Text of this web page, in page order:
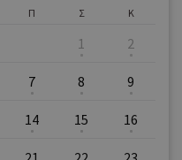
Π Σ
1
Κ
2
7 8 9
14 15 16